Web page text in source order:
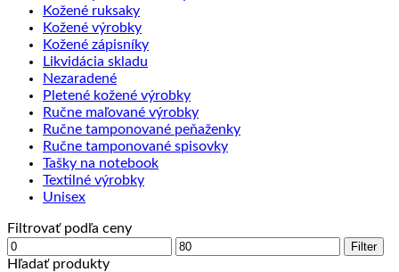
Kožené ruksaky
Kožené výrobky
Kožené zápisníky
Likvidácia skladu
Nezaradené
Pletené kožené výrobky
Ručne maľované výrobky
Ručne tamponované peňaženky
Ručne tamponované spisovky
Tašky na notebook
Textilné výrobky
Unisex
Filtrovať podľa ceny
Minimálna
cena
Maximálna
Filter
Hľadať produkty